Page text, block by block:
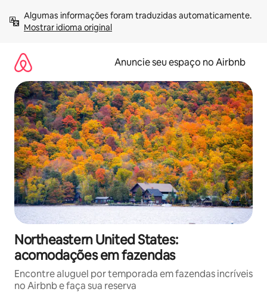
para
Mostrar idioma original
Anuncie seu espaço no Airbnb
Northeastern United States:
acomodações em fazendas
Encontre aluguel por temporada em fazendas incríveis
no Airbnb e faça sua reserva